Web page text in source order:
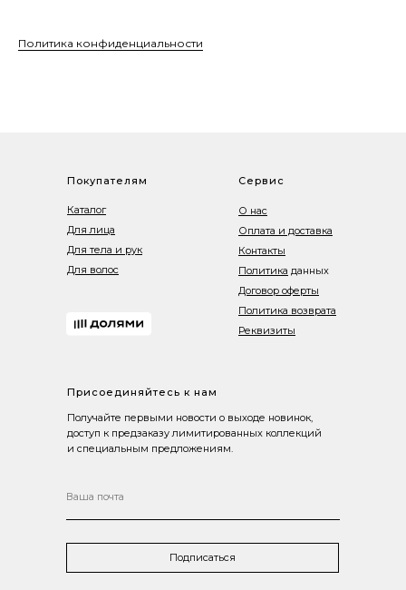
Политика конфиденциальности
Покупателям
Каталог
Для лица
Для тела и рук
Для волос
Присоединяйтесь к нам
Получайте первыми новости о выходе новинок,
доступ к предзаказу лимитированных коллекций
и специальным предложениям.
Сервис
О нас
Оплата и доставка
Контакты
Политика данных
Договор оферты
Политика возврата
Реквизиты
Подписаться